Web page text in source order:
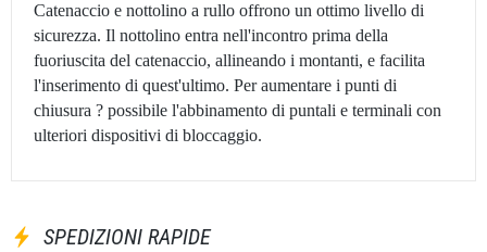
Catenaccio e nottolino a rullo offrono un ottimo livello di
sicurezza. Il nottolino entra nell'incontro prima della
fuoriuscita del catenaccio, allineando i montanti, e facilita
l'inserimento di quest'ultimo. Per aumentare i punti di
chiusura ? possibile l'abbinamento di puntali e terminali con
ulteriori dispositivi di bloccaggio.
SPEDIZIONI RAPIDE